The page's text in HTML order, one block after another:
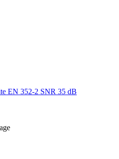
EN 352-2 SNR 35 dB